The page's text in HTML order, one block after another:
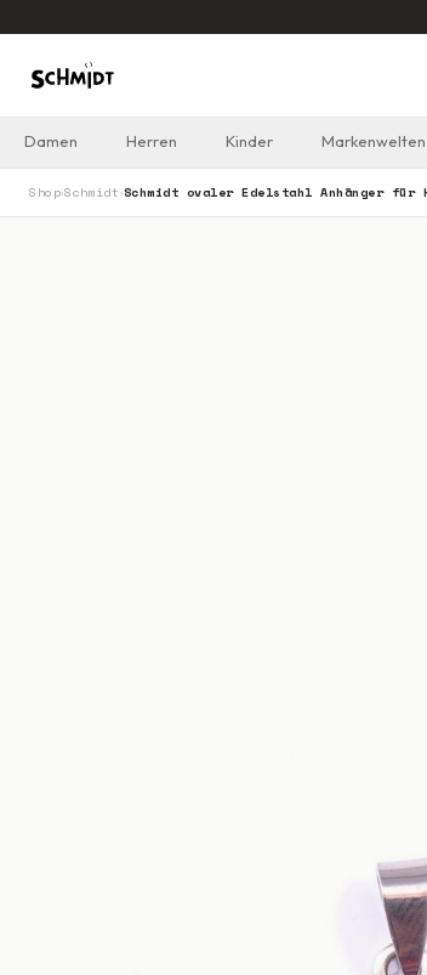
Damen Herren Kinder Markenwelten
Shop›Schmidt ›Schmidt ovaler Edelstahl Anhänger für